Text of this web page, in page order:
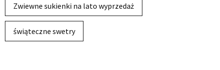
Zwiewne sukienki na lato wyprzedaż
świąteczne swetry